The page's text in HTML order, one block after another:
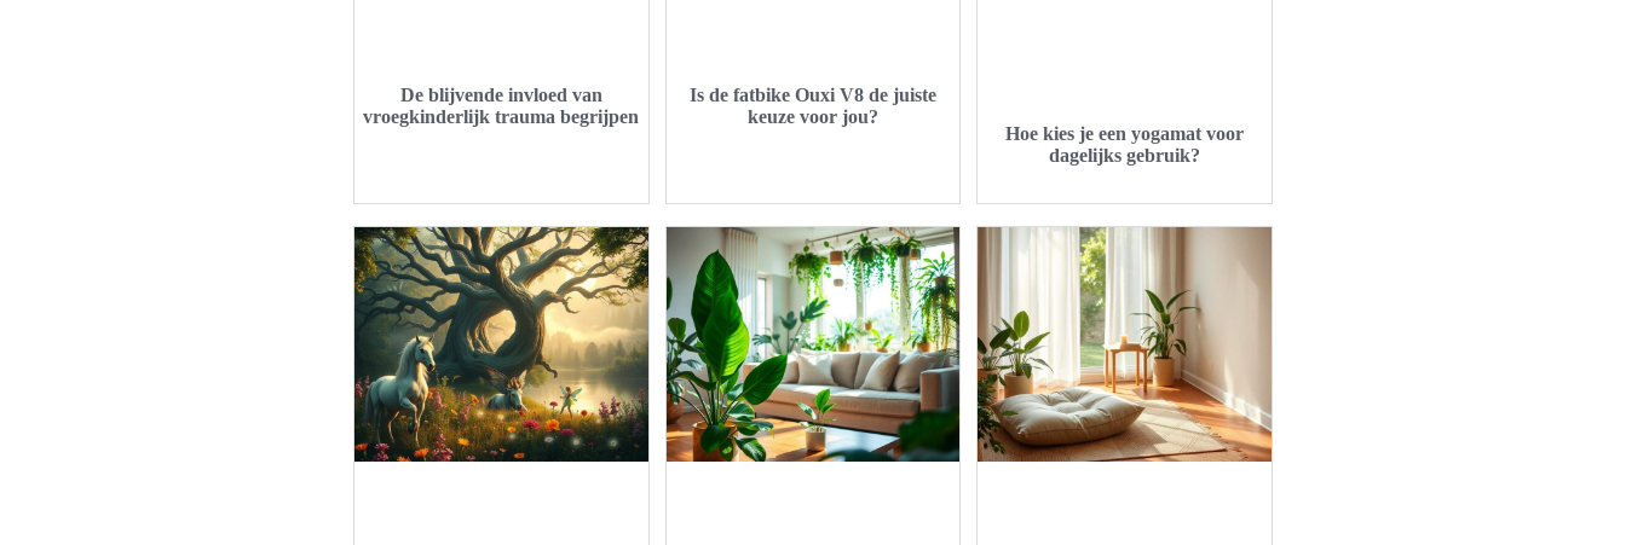
De blijvende invloed van
vroegkinderlijk trauma begrijpen
Is de fatbike Ouxi V8 de juiste
keuze voor jou?
Hoe kies je een yogamat voor
dagelijks gebruik?